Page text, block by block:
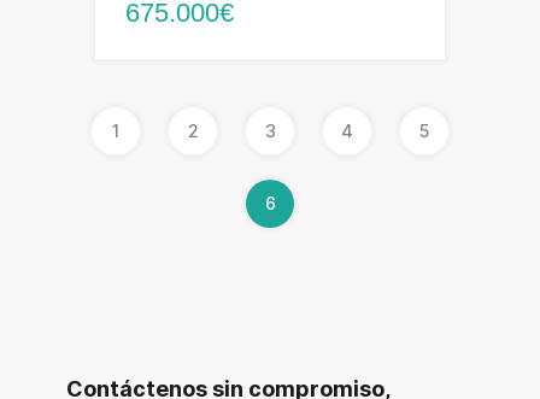
675.000€
1 2 3 4 5
6
Contáctenos sin compromiso,